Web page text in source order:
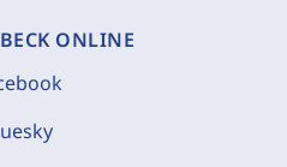
ONLINE